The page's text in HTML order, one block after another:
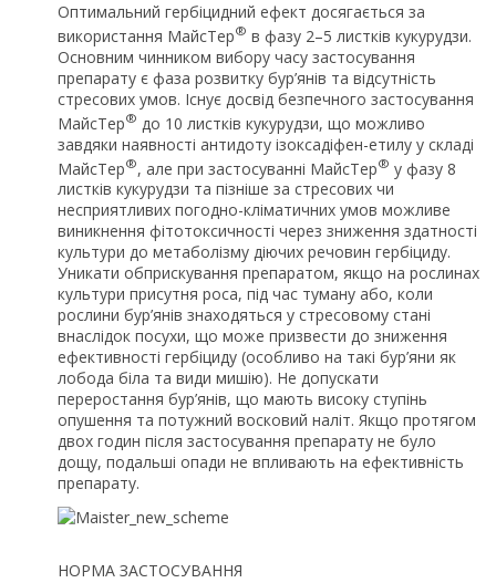
Оптимальний гербіцидний ефект досягається за
використання МайсТер® в фазу 2–5 листків кукурудзи.
Основним чинником вибору часу застосування
препарату є фаза розвитку бур’янів та відсутність
стресових умов. Існує досвід безпечного застосування
МайсТер® до 10 листків кукурудзи, що можливо
завдяки наявності антидоту ізоксадіфен-етилу у складі
МайсТер®, але при застосуванні МайсТер® у фазу 8
листків кукурудзи та пізніше за стресових чи
несприятливих погодно-кліматичних умов можливе
виникнення фітотоксичності через зниження здатності
культури до метаболізму діючих речовин гербіциду.
Уникати обприскування препаратом, якщо на рослинах
культури присутня роса, під час туману або, коли
рослини бур’янів знаходяться у стресовому стані
внаслідок посухи, що може призвести до зниження
ефективності гербіциду (особливо на такі бур’яни як
лобода біла та види мишію). Не допускати
переростання бур’янів, що мають високу ступінь
опушення та потужний восковий наліт. Якщо протягом
двох годин після застосування препарату не було
дощу, подальші опади не впливають на ефективність
препарату.
НОРМА ЗАСТОСУВАННЯ